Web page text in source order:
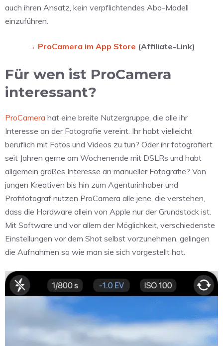
auch ihren Ansatz, kein verpflichtendes Abo-Modell
einzuführen.
→ ProCamera im App Store (Affiliate-Link)
Für wen ist ProCamera
interessant?
ProCamera hat eine breite Nutzergruppe, die alle ihr
Interesse an der Fotografie vereint. Ihr habt vielleicht
beruflich mit Fotos und Videos zu tun? Oder ihr fotografiert
seit Jahren gerne am Wochenende mit DSLRs und habt
allgemein großes Interesse an manueller Fotografie? Von
jungen Kreativen bis hin zum Agenturinhaber und
Profifotograf nutzen ProCamera alle jene, die verstehen,
dass die Hardware allein von Apple nur der Grundstock ist.
Mit Software und vor allem der Möglichkeit, verschiedenste
Einstellungen vor dem Shot selbst vorzunehmen, gelingen
die Aufnahmen so wie man sie sich vorgestellt hat.